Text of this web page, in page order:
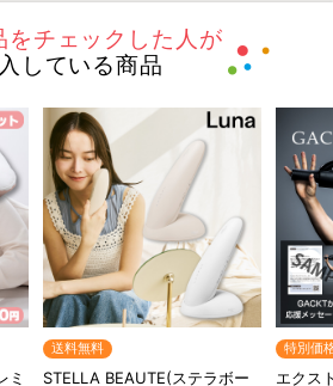
をチェックした人が
している商品
ミ
送料無料
STELLA BEAUTE(ステラボー
特別価
エクス